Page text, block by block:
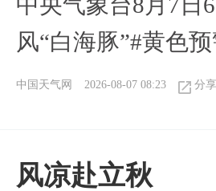
风“白海豚”#黄色
中国天气网 2026-08-07 08:23 分享
风凉赴立秋